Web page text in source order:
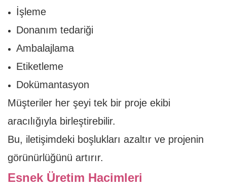
İşleme
Donanım tedariği
Ambalajlama
Etiketleme
Dokümantasyon
Müşteriler her şeyi tek bir proje ekibi
aracılığıyla birleştirebilir.
Bu, iletişimdeki boşlukları azaltır ve projenin
görünürlüğünü artırır.
Esnek Üretim Hacimleri